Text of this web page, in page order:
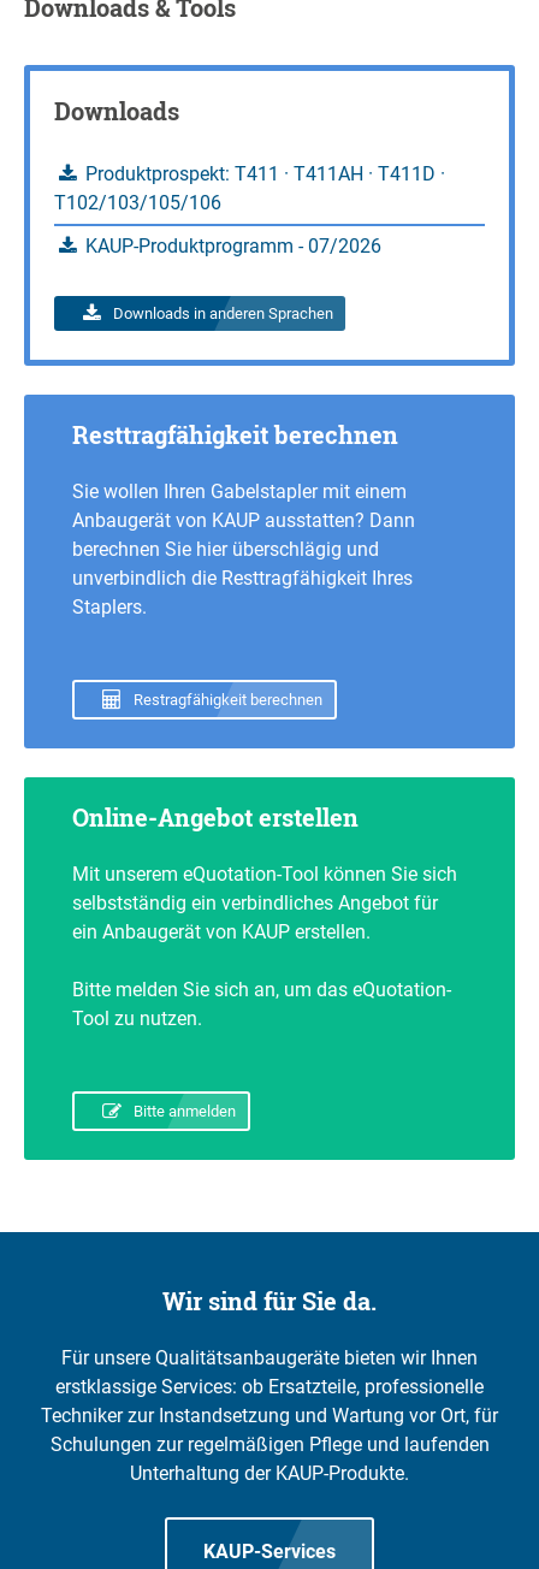
Downloads & Tools
Downloads
Produktprospekt: T411 · T411AH · T411D ·
T102/103/105/106
KAUP-Produktprogramm - 07/2026
Downloads in anderen Sprachen
Resttragfähigkeit berechnen
Sie wollen Ihren Gabelstapler mit einem
Anbaugerät von KAUP ausstatten? Dann
berechnen Sie hier überschlägig und
unverbindlich die Resttragfähigkeit Ihres
Staplers.
Restragfähigkeit berechnen
Online-Angebot erstellen
Mit unserem eQuotation-Tool können Sie sich
selbstständig ein verbindliches Angebot für
ein Anbaugerät von KAUP erstellen.
Bitte melden Sie sich an, um das eQuotation-
Tool zu nutzen.
Bitte anmelden
Wir sind für Sie da.
Für unsere Qualitätsanbaugeräte bieten wir Ihnen
erstklassige Services: ob Ersatzteile, professionelle
Techniker zur Instandsetzung und Wartung vor Ort, für
Schulungen zur regelmäßigen Pflege und laufenden
Unterhaltung der KAUP-Produkte.
KAUP-Services